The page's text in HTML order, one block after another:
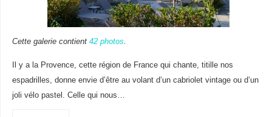
Cette galerie contient 42 photos.
Il y a la Provence, cette région de France qui chante, titille nos
espadrilles, donne envie d’être au volant d’un cabriolet vintage ou d’un
joli vélo pastel. Celle qui nous…